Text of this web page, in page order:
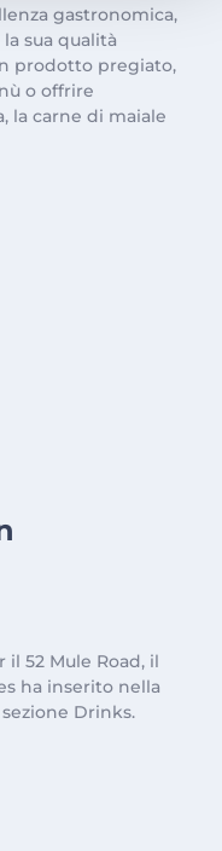
gastronomica,
sua qualità
prodotto pregiato,
o offrire
la carne di maiale
52 Mule Road, il
ha inserito nella
Drinks.